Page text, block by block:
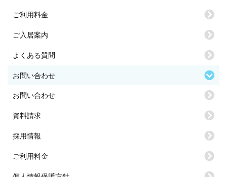
ご利用料金
ご入居案内
よくある質問
お問い合わせ
お問い合わせ
資料請求
採用情報
ご利用料金